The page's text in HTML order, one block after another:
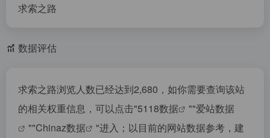
求索之路
数据评估
求索之路浏览人数已经达到2,680，如你需要查询该站
的相关权重信息，可以点击"5118数据 ""爱站数据
""Chinaz数据
"进入；以目前的网站数据参考，建